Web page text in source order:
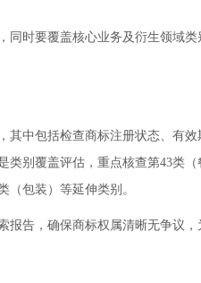
时要覆盖核心业务及衍生领域
中包括检查商标注册状态、有
别覆盖评估，重点核查第43类
（包装）等延伸类别。
告，确保商标权属清晰无争议，